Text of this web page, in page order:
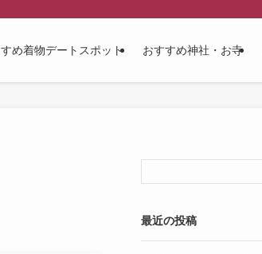
め着物デートスポット おすすめ神社・お寺
最近の投稿